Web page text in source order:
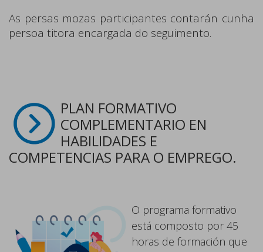
As persas mozas participantes contarán cunha
persoa titora encargada do seguimento.
PLAN FORMATIVO
COMPLEMENTARIO EN
HABILIDADES E
COMPETENCIAS PARA O EMPREGO.
O programa formativo
está composto por 45
horas de formación que